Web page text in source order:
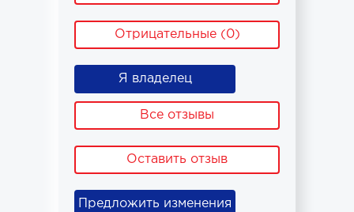
Отрицательные (0)
Я владелец
Все отзывы
Оставить отзыв
Предложить изменения